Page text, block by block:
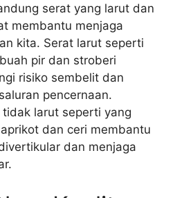
serat yang larut dan
membantu menjaga
kita. Serat larut seperti
pir dan stroberi
risiko sembelit dan
pencernaan.
larut seperti yang
dan ceri membantu
dan menjaga